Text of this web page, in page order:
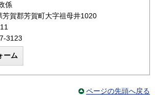
係
賀郡芳賀町大字祖母井1020
3123
ページの先頭へ戻る